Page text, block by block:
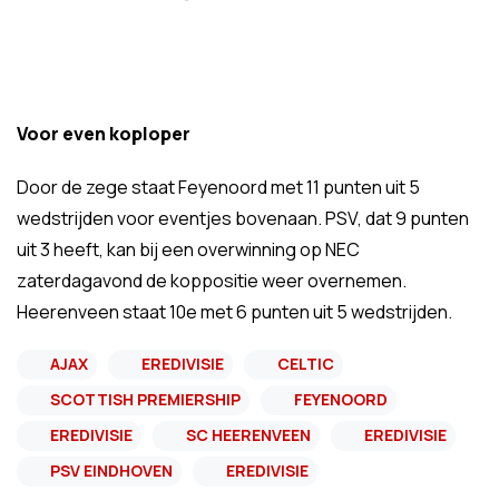
Voor even koploper
Door de zege staat Feyenoord met 11 punten uit 5
wedstrijden voor eventjes bovenaan. PSV, dat 9 punten
uit 3 heeft, kan bij een overwinning op NEC
zaterdagavond de koppositie weer overnemen.
Heerenveen staat 10e met 6 punten uit 5 wedstrijden.
AJAX EREDIVISIE
CELTIC
SCOTTISH PREMIERSHIP
FEYENOORD
EREDIVISIE
SC HEERENVEEN
EREDIVISIE
PSV EINDHOVEN
EREDIVISIE